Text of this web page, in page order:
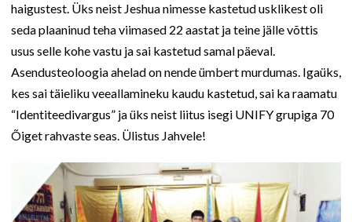
haigustest. Üks neist Jeshua nimesse kastetud usklikest oli
seda plaaninud teha viimased 22 aastat ja teine jälle võttis
usus selle kohe vastu ja sai kastetud samal päeval.
Asendusteoloogia ahelad on nende ümbert murdumas. Igaüks,
kes sai täieliku veeallamineku kaudu kastetud, sai ka raamatu
“Identiteedivargus” ja üks neist liitus isegi UNIFY grupiga 70
Õiget rahvaste seas. Ülistus Jahvele!